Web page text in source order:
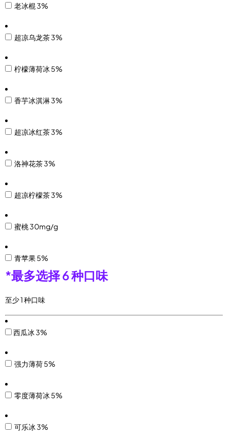
老冰棍 3%
超凉乌龙茶 3%
柠檬薄荷冰 5%
香芋冰淇淋 3%
超凉冰红茶 3%
洛神花茶 3%
超凉柠檬茶 3%
蜜桃 30mg/g
青苹果 5%
*最多选择 6 种口味
至少 1 种口味
西瓜冰 3%
强力薄荷 5%
零度薄荷冰 5%
可乐冰 3%